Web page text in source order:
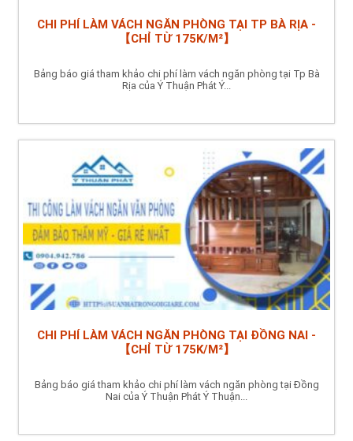
CHI PHÍ LÀM VÁCH NGĂN PHÒNG TẠI TP BÀ RỊA -
【CHỈ TỪ 175K/M²】
Bảng báo giá tham khảo chi phí làm vách ngăn phòng tại Tp Bà
Rịa của Ý Thuận Phát Ý...
CHI PHÍ LÀM VÁCH NGĂN PHÒNG TẠI ĐỒNG NAI -
【CHỈ TỪ 175K/M²】
Bảng báo giá tham khảo chi phí làm vách ngăn phòng tại Đồng
Nai của Ý Thuận Phát Ý Thuận...